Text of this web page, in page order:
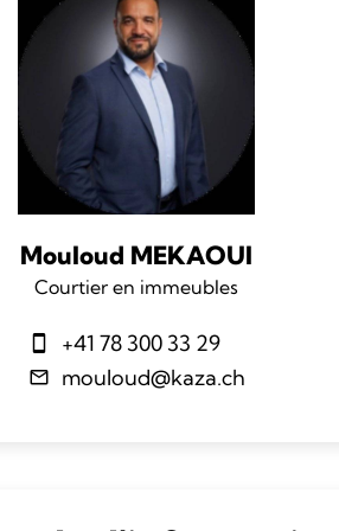
Mouloud MEKAOUI
Courtier en immeubles
+41 78 300 33 29
mouloud@kaza.ch